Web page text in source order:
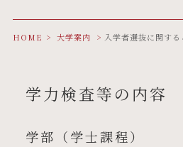
HOME 大学案内 入学者選抜に関する
学力検査等の内容
学部（学士課程）